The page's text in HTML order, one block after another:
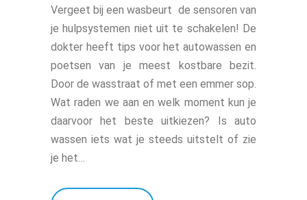
Vergeet bij een wasbeurt de sensoren van
je hulpsystemen niet uit te schakelen! De
dokter heeft tips voor het autowassen en
poetsen van je meest kostbare bezit.
Door de wasstraat of met een emmer sop.
Wat raden we aan en welk moment kun je
daarvoor het beste uitkiezen? Is auto
wassen iets wat je steeds uitstelt of zie
je het…